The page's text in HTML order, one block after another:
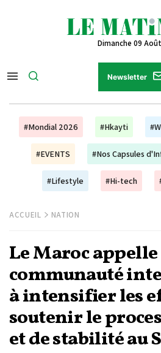
Dimanche 09
Newsletter
#Mondial 2026 #Hkayti
#EVENTS #Nos Capsules
#Lifestyle #Hi-tech
ACCUEIL NATION
Le Maroc
communauté
à intensifier les
soutenir le
et de stabilité au